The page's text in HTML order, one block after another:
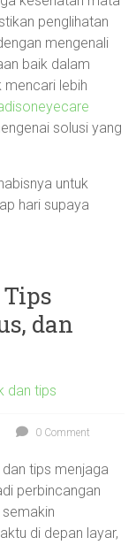
penglihatan
mengenali
baik dalam
mencari lebih
solusi yang
untuk
hari supaya
dan
dan tips
0 Comment
tips menjaga
perbincangan
di depan layar,